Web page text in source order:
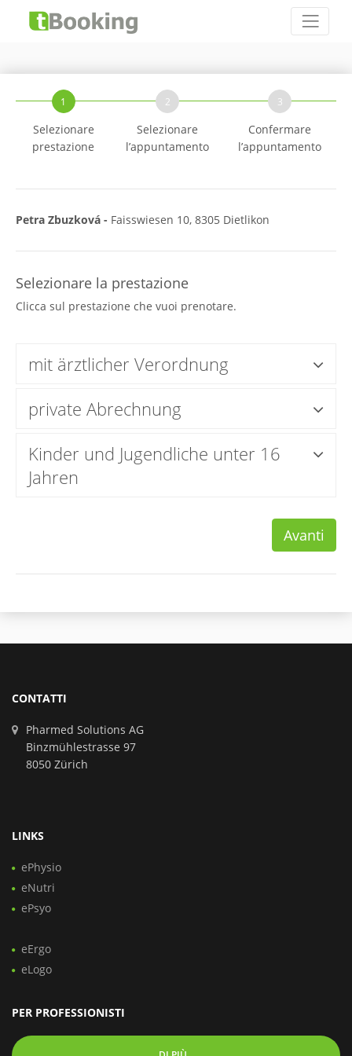
1
Selezionare
prestazione
2
Selezionare
l’appuntamento
3
Confermare
l’appuntamento
Petra Zbuzková - Faisswiesen 10, 8305 Dietlikon
Selezionare la prestazione
Clicca sul prestazione che vuoi prenotare.
mit ärztlicher Verordnung
private Abrechnung
Kinder und Jugendliche unter 16
Jahren
Avanti
CONTATTI
Pharmed Solutions AG
Binzmühlestrasse 97
8050 Zürich
LINKS
ePhysio
eNutri
ePsyo
eErgo
eLogo
PER PROFESSIONISTI